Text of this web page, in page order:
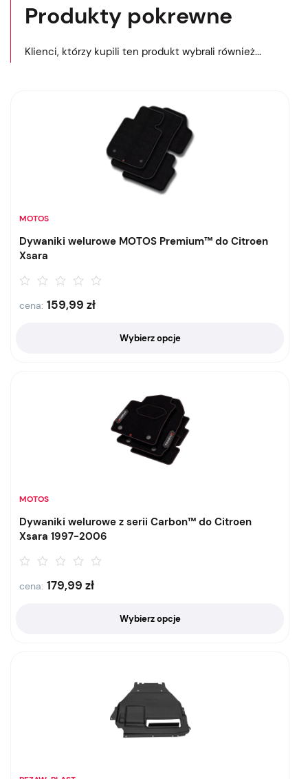
Produkty pokrewne
Klienci, którzy kupili ten produkt wybrali również...
MOTOS
Dywaniki welurowe MOTOS Premium™ do Citroen
Xsara
cena: 159,99 zł
Wybierz opcje
MOTOS
Dywaniki welurowe z serii Carbon™ do Citroen
Xsara 1997-2006
cena: 179,99 zł
Wybierz opcje